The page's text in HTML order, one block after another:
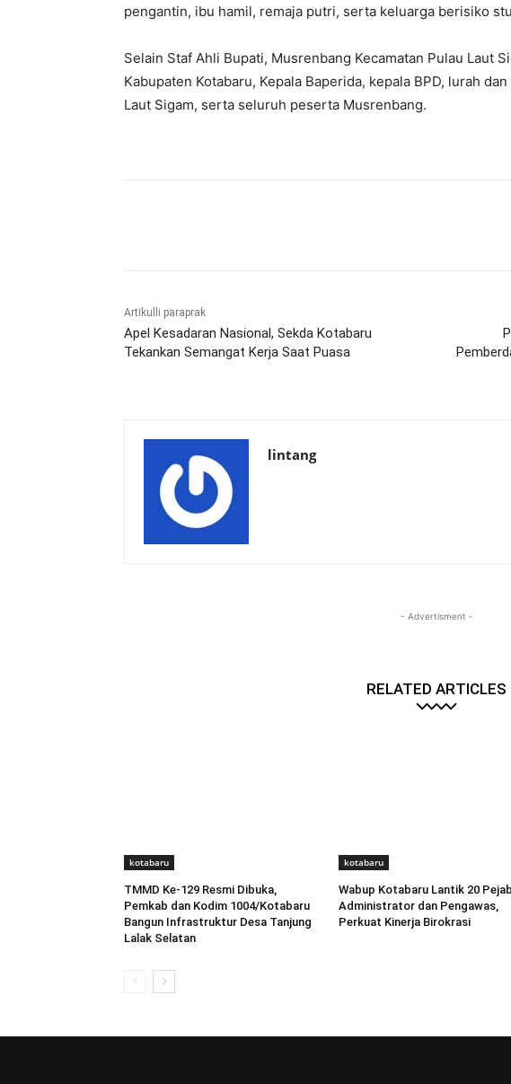
pengantin, ibu hamil, remaja putri, serta keluarga berisiko
Selain Staf Ahli Bupati, Musrenbang Kecamatan Pulau Laut
Kabupaten Kotabaru, Kepala Baperida, kepala BPD, lurah
Laut Sigam, serta seluruh peserta Musrenbang.
Artikulli paraprak
Apel Kesadaran Nasional, Sekda Kotabaru
Tekankan Semangat Kerja Saat Puasa
lintang
- Advertisment -
RELATED ARTICLES
kotabaru
TMMD Ke-129 Resmi Dibuka,
Pemkab dan Kodim 1004/Kotabaru
Bangun Infrastruktur Desa Tanjung
Lalak Selatan
kotabaru
Wabup Kotabaru Lantik 20
Administrator dan Pengawas,
Perkuat Kinerja Birokrasi